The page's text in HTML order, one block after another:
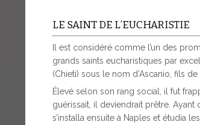
LE SAINT DE L’EUCHARISTIE
Il est considéré comme l’un des
grands saints eucharistiques par
(Chieti) sous le nom d’Ascanio, fils
Élevé selon son rang social, il fut
guérissait, il deviendrait prêtre. Ayant
s’installa ensuite à Naples et étudia